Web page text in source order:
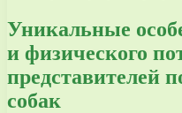
Уникальные
и физического
представителей
собак